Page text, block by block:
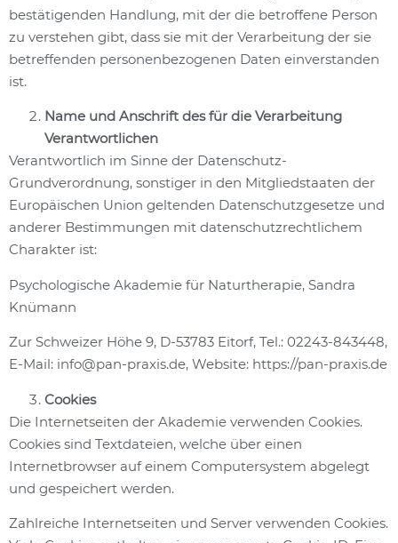
bestätigenden Handlung, mit der die betroffene Person
zu verstehen gibt, dass sie mit der Verarbeitung der sie
betreffenden personenbezogenen Daten einverstanden
ist.
Name und Anschrift des für die Verarbeitung
Verantwortlichen
Verantwortlich im Sinne der Datenschutz-
Grundverordnung, sonstiger in den Mitgliedstaaten der
Europäischen Union geltenden Datenschutzgesetze und
anderer Bestimmungen mit datenschutzrechtlichem
Charakter ist:
Psychologische Akademie für Naturtherapie, Sandra
Knümann
Zur Schweizer Höhe 9, D-53783 Eitorf, Tel.: 02243-843448,
E-Mail: info@pan-praxis.de, Website: https://pan-praxis.de
Cookies
Die Internetseiten der Akademie verwenden Cookies.
Cookies sind Textdateien, welche über einen
Internetbrowser auf einem Computersystem abgelegt
und gespeichert werden.
Zahlreiche Internetseiten und Server verwenden Cookies.